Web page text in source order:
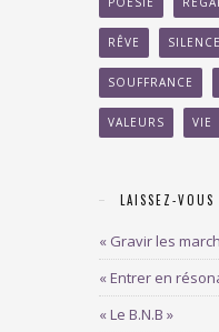
RÊVE SILENCE
SOUFFRANCE
VALEURS VIE
LAISSEZ-VOUS
« Gravir les
« Entrer en
« Le B.N.B »